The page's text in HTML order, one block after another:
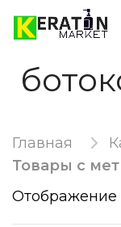
Главная
Товары с
Отображение